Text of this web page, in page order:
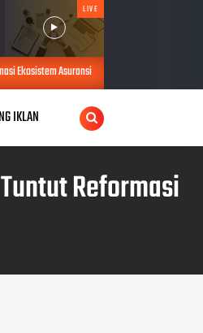
LIVE
Teknologi Digital Lewat Konferensi
IKLAN
Reformasi